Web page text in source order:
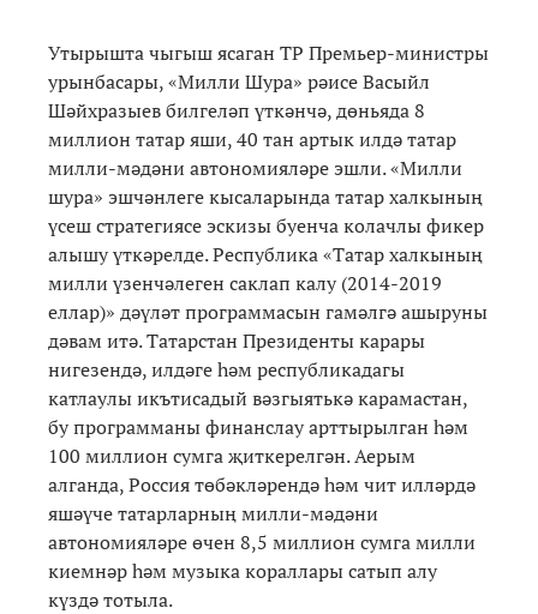
Утырышта чыгыш ясаган ТР Премьер-министры
урынбасары, «Милли Шура» рәисе Васыйл
Шәйхразыев билгеләп үткәнчә, дөньяда 8
миллион татар яши, 40 тан артык илдә татар
милли-мәдәни автономияләре эшли. «Милли
шура» эшчәнлеге кысаларында татар халкының
үсеш стратегиясе эскизы буенча колачлы фикер
алышу үткәрелде. Республика «Татар халкының
милли үзенчәлеген саклап калу (2014-2019
еллар)» дәүләт программасын гамәлгә ашыруны
дәвам итә. Татарстан Президенты карары
нигезендә, илдәге һәм республикадагы
катлаулы икътисадый вәзгыятькә карамастан,
бу программаны финанслау арттырылган һәм
100 миллион сумга җиткерелгән. Аерым
алганда, Россия төбәкләрендә һәм чит илләрдә
яшәүче татарларның милли-мәдәни
автономияләре өчен 8,5 миллион сумга милли
киемнәр һәм музыка кораллары сатып алу
күздә тотыла.